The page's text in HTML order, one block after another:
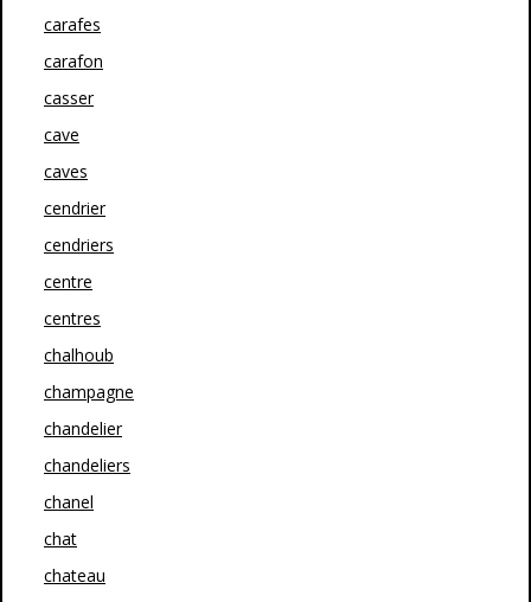
carafes
carafon
casser
cave
caves
cendrier
cendriers
centre
centres
chalhoub
champagne
chandelier
chandeliers
chanel
chat
chateau